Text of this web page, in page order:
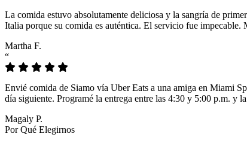
La comida estuvo absolutamente deliciosa y la sangría de
Italia porque su comida es auténtica. El servicio fue impecable.
Martha F.
“
Envié comida de Siamo vía Uber Eats a una amiga en Miami
día siguiente. Programé la entrega entre las 4:30 y 5:00 p.m. y
Magaly P.
Por Qué Elegirnos